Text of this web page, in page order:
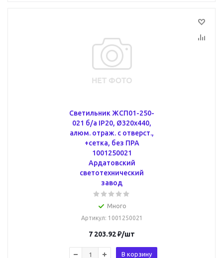
Светильник ЖСП01-250-
021 б/а IP20, Ø320х440,
алюм. отраж. с отверст.,
+сетка, без ПРА
1001250021
Ардатовский
светотехнический
завод
Много
Артикул: 1001250021
7 203.92₽/шт
В корзину